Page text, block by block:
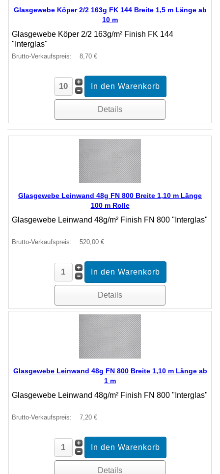
Glasgewebe Köper 2/2 163g FK 144 Breite 1,5 m Länge ab
10 m
Glasgewebe Köper 2/2 163g/m² Finish FK 144
"Interglas"
Brutto-Verkaufspreis: 8,70 €
Details
Glasgewebe Leinwand 48g FN 800 Breite 1,10 m Länge
100 m Rolle
Glasgewebe Leinwand 48g/m² Finish FN 800 "Interglas"
Brutto-Verkaufspreis: 520,00 €
Details
Glasgewebe Leinwand 48g FN 800 Breite 1,10 m Länge ab
1 m
Glasgewebe Leinwand 48g/m² Finish FN 800 "Interglas"
Brutto-Verkaufspreis: 7,20 €
Details